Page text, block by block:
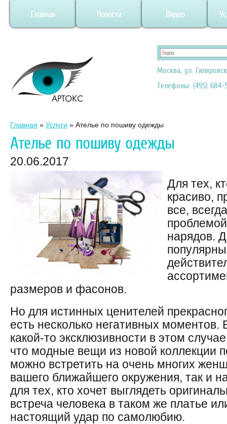
Главная Новости Видео
Москва, ул.
Телефоны: (495) 684-
Главная » Услуги » Ателье по пошиву одежды
Ателье по пошиву одежды
20.06.2017
Для тех,
красиво,
все,
нарядов.
размеров и фасонов.
Но для истинных ценителей
есть несколько негативных моментов.
какой-то эксклюзивности в этом
что модные вещи из новой коллекции
можно встретить на очень многих
вашего ближайшего окружения, так и
для тех, кто хочет выглядеть
встреча человека в таком же платье
настоящий удар по самолюбию.